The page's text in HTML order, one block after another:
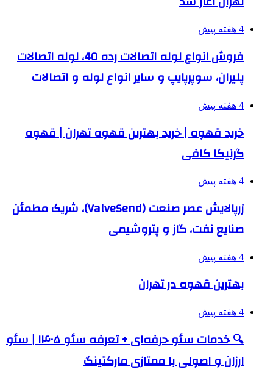
4 هفته پیش
فروش انواع لوله اتصالات رده 40، لوله اتصالات
پلیران، سوپرپایپ و سایر انواع لوله و اتصالات
4 هفته پیش
خرید قهوه | خرید بهترین قهوه تهران | قهوه
گرنیکا کافی
4 هفته پیش
زرپالایش عصر صنعت (ValveSend)، شریک مطمئن
صنایع نفت، گاز و پتروشیمی
4 هفته پیش
بهترین قهوه در تهران
4 هفته پیش
🔍 خدمات سئو حرفه‌ای + تعرفه سئو ۱۴۰۵ | سئو
ارزان و اصولی با ممتازی مارکتینگ